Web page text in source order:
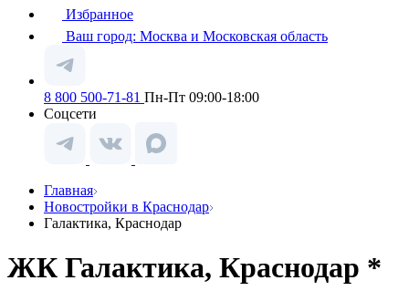
Избранное
Ваш город: Москва и Московская область
8 800 500-71-81 Пн-Пт 09:00-18:00
Соцсети
Главная
Новостройки в Краснодар
Галактика, Краснодар
ЖК Галактика, Краснодар *